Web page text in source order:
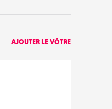
AJOUTER LE VÔTRE